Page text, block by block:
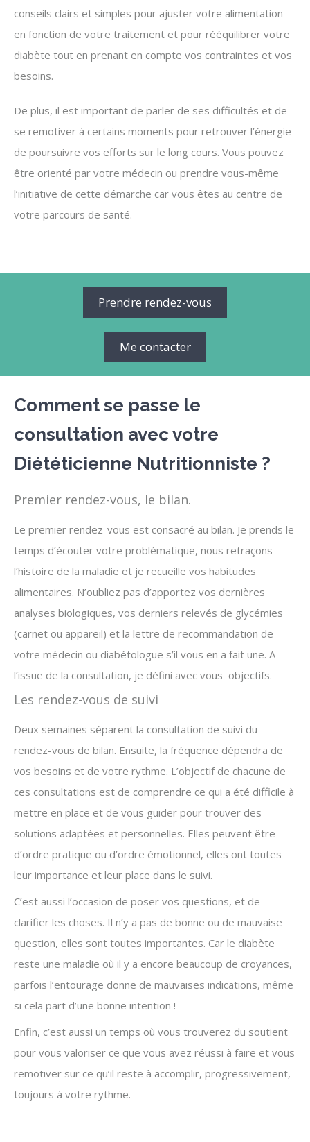
conseils clairs et simples pour ajuster votre alimentation
en fonction de votre traitement et pour rééquilibrer votre
diabète tout en prenant en compte vos contraintes et vos
besoins.
De plus, il est important de parler de ses difficultés et de
se remotiver à certains moments pour retrouver l’énergie
de poursuivre vos efforts sur le long cours. Vous pouvez
être orienté par votre médecin ou prendre vous-même
l’initiative de cette démarche car vous êtes au centre de
votre parcours de santé.
Prendre rendez-vous
Me contacter
Comment se passe le
consultation avec votre
Diététicienne Nutritionniste ?
Premier rendez-vous, le bilan.
Le premier rendez-vous est consacré au bilan. Je prends le
temps d’écouter votre problématique, nous retraçons
l’histoire de la maladie et je recueille vos habitudes
alimentaires. N’oubliez pas d’apportez vos dernières
analyses biologiques, vos derniers relevés de glycémies
(carnet ou appareil) et la lettre de recommandation de
votre médecin ou diabétologue s’il vous en a fait une. A
l’issue de la consultation, je défini avec vous objectifs.
Les rendez-vous de suivi
Deux semaines séparent la consultation de suivi du
rendez-vous de bilan. Ensuite, la fréquence dépendra de
vos besoins et de votre rythme. L’objectif de chacune de
ces consultations est de comprendre ce qui a été difficile à
mettre en place et de vous guider pour trouver des
solutions adaptées et personnelles. Elles peuvent être
d’ordre pratique ou d’ordre émotionnel, elles ont toutes
leur importance et leur place dans le suivi.
C’est aussi l’occasion de poser vos questions, et de
clarifier les choses. Il n’y a pas de bonne ou de mauvaise
question, elles sont toutes importantes. Car le diabète
reste une maladie où il y a encore beaucoup de croyances,
parfois l’entourage donne de mauvaises indications, même
si cela part d’une bonne intention !
Enfin, c’est aussi un temps où vous trouverez du soutient
pour vous valoriser ce que vous avez réussi à faire et vous
remotiver sur ce qu’il reste à accomplir, progressivement,
toujours à votre rythme.